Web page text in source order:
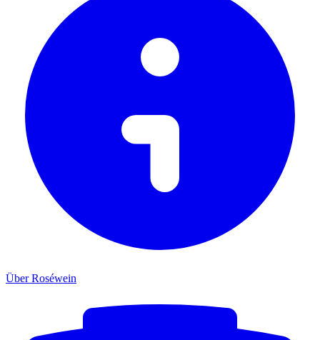
Über Roséwein